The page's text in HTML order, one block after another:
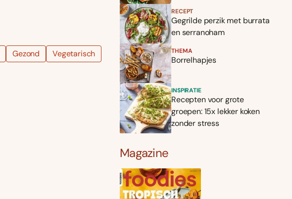
Gezond
Vegetarisch
RECEPT
Gegrilde perzik met burrata
en serranoham
THEMA
Borrelhapjes
INSPIRATIE
Recepten voor grote
groepen: 15x lekker koken
zonder stress
Magazine